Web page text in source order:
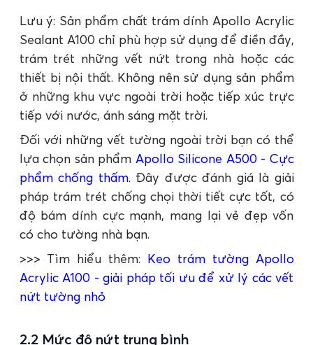
Lưu ý: Sản phẩm chất trám dính Apollo Acrylic
Sealant A100 chỉ phù hợp sử dụng để điền đầy,
trám trét những vết nứt trong nhà hoặc các
thiết bị nội thất. Không nên sử dụng sản phẩm
ở những khu vực ngoài trời hoặc tiếp xúc trực
tiếp với nước, ánh sáng mặt trời.
Đối với những vết tường ngoài trời bạn có thể
lựa chọn sản phẩm Apollo Silicone A500 - Cực
phẩm chống thấm. Đây được đánh giá là giải
pháp trám trét chống chọi thời tiết cực tốt, có
độ bám dính cực mạnh, mang lại vẻ đẹp vốn
có cho tường nhà bạn.
>>> Tìm hiểu thêm: Keo trám tường Apollo
Acrylic A100 - giải pháp tối ưu để xử lý các vết
nứt tường nhỏ
2.2 Mức độ nứt trung bình